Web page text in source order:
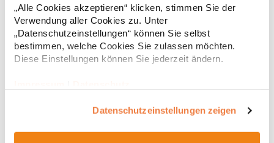
„Alle Cookies akzeptieren“ klicken, stimmen Sie der
Verwendung aller Cookies zu. Unter
„Datenschutzeinstellungen“ können Sie selbst
bestimmen, welche Cookies Sie zulassen möchten.
Diese Einstellungen können Sie jederzeit ändern.
Datenschutzeinstellungen zeigen
Verstärkte Nähte an stark beanspruchten Stellen Neutrales
Etikett im Kragen für die einfache Veredelung/Personalisierung
Verstärkte Knopfleiste mit drei Knöpfen Aufgesetzte
Brusttasche mit Knopfverschluss Verstärkte Seitenschlitze
Ersatzknopf Stehkragen Angesetzte Ärmel Weiches Piquet-
Gewebe mit COOL-DRY feuchtigkeitsabsorbierenden
auf der linken BrustseiteGrammatur: 200
BaumwolleAngaben zur Produktsicherheit: Herst.-Nr.:
* Preise inkl. gesetzlicher Mwst. +